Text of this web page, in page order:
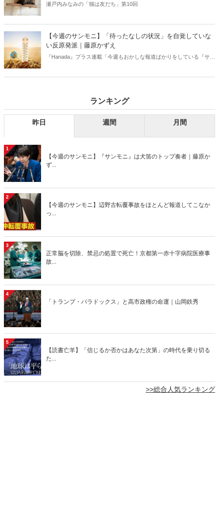
瀬戸内みなみの「猫は友だち」第10回
【今週のサンモニ】「待ったなしの状況」を自覚していな
い反原発派｜藤原かずえ
『Hanada』プラス連載「今週もおかしな報道ばかりをしている『サン
ランキング
昨日 週間 月間
1
【今週のサンモニ】『サンモニ』は犬笛のトップ奏者｜藤原か
ず...
2
【今週のサンモニ】辺野古転覆事故をほとんど報道してこなか
っ...
3
正常脳を切除、禁忌の処置で死亡！京都第一赤十字病院医療事
故...
4
「トランプ・パラドックス」と高市政権の命運｜山岡鉄秀
5
【読書亡羊】「信じるか否かはあなた次第」の時代を乗り切る
た...
>>総合人気ランキング